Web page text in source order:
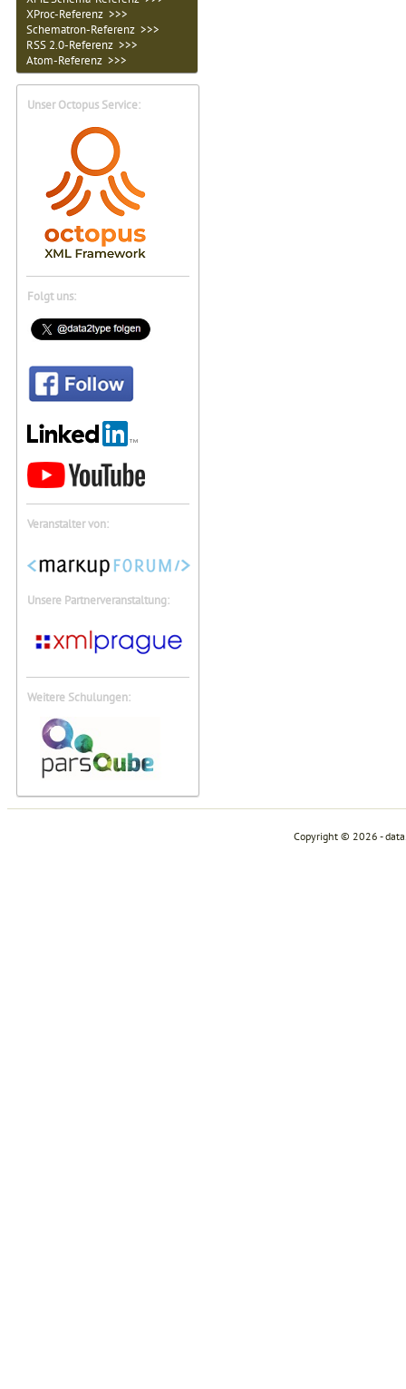
XProc-Referenz >>>
Schematron-Referenz >>>
RSS 2.0-Referenz >>>
Atom-Referenz >>>
Unser Octopus Service:
Folgt uns:
Veranstalter von:
Unsere Partnerveranstaltung:
Weitere Schulungen:
Copyright © 2026 -